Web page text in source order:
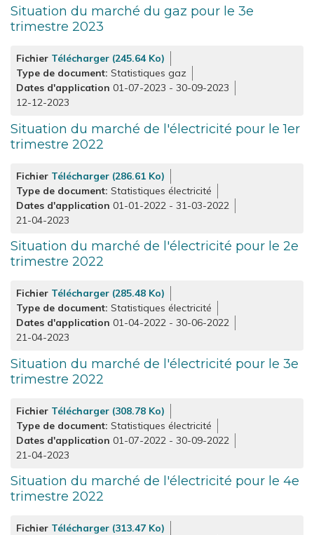
Situation du marché du gaz pour le 3e
trimestre 2023
Fichier Télécharger (245.64 Ko)
Type de document Statistiques gaz
Dates d'application 01-07-2023 - 30-09-2023
12-12-2023
Situation du marché de l'électricité pour le 1er
trimestre 2022
Fichier Télécharger (286.61 Ko)
Type de document Statistiques électricité
Dates d'application 01-01-2022 - 31-03-2022
21-04-2023
Situation du marché de l'électricité pour le 2e
trimestre 2022
Fichier Télécharger (285.48 Ko)
Type de document Statistiques électricité
Dates d'application 01-04-2022 - 30-06-2022
21-04-2023
Situation du marché de l'électricité pour le 3e
trimestre 2022
Fichier Télécharger (308.78 Ko)
Type de document Statistiques électricité
Dates d'application 01-07-2022 - 30-09-2022
21-04-2023
Situation du marché de l'électricité pour le 4e
trimestre 2022
Fichier Télécharger (313.47 Ko)